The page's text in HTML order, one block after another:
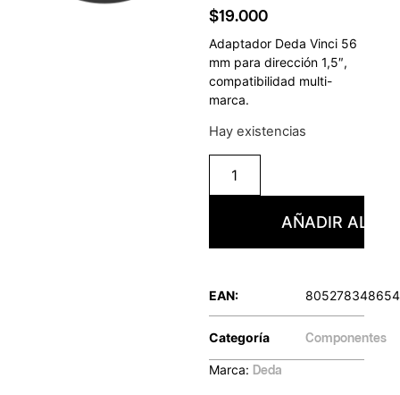
$19.000
Adaptador Deda Vinci 56
mm para dirección 1,5″,
compatibilidad multi-
marca.
Hay existencias
AÑADIR AL
EAN:
Categoría Componentes
Marca: Deda